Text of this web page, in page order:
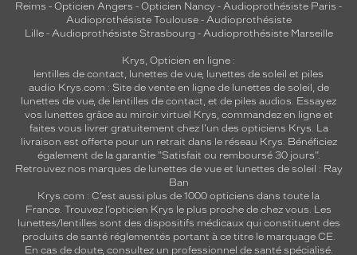
Fournisseur
Marque
Signature
Krys
Reims - Opticien Angers - Opticien Nancy - Audioprothésiste Paris -
Audioprothésiste Toulouse- Audioprothésiste
Lille- Audioprothésiste Strasbourg - Audioprothésiste Marseille
Krys, Opticien en ligne :
lentilles de contact, lunettes de vue, lunettes de soleil et piles
audio Krys.com : Site de vente en ligne de lunettes de soleil, de
lunettes de vue, de lentilles de contact, et de piles audios. Essayez
vos lunettes grâce au miroir virtuel Krys, commandez en ligne et
faites vous livrer gratuitement chez l'un des opticiens Krys. La
livraison est offerte pour un retrait dans le réseau Krys. Bénéficiez
également de la garantie "Satisfait ou remboursé 30 jours".
Retrouvez nos marques de lunettes de vue et lunettes de soleil : Ray
Ban
Krys.com : C’est aussi plus de 1000 opticiens dans toute la
France. Trouvez l’opticien Krys le plus proche de chez vous. Les
lunettes/lentilles sont des dispositifs médicaux qui constituent des
produits de santé réglementés portant à ce titre le marquage CE.
En cas de doute, consultez un professionnel de santé spécialisé.